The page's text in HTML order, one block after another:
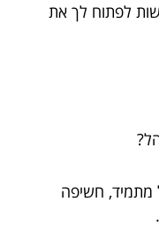
לפתוח לך את
מתמיד, חשיפה